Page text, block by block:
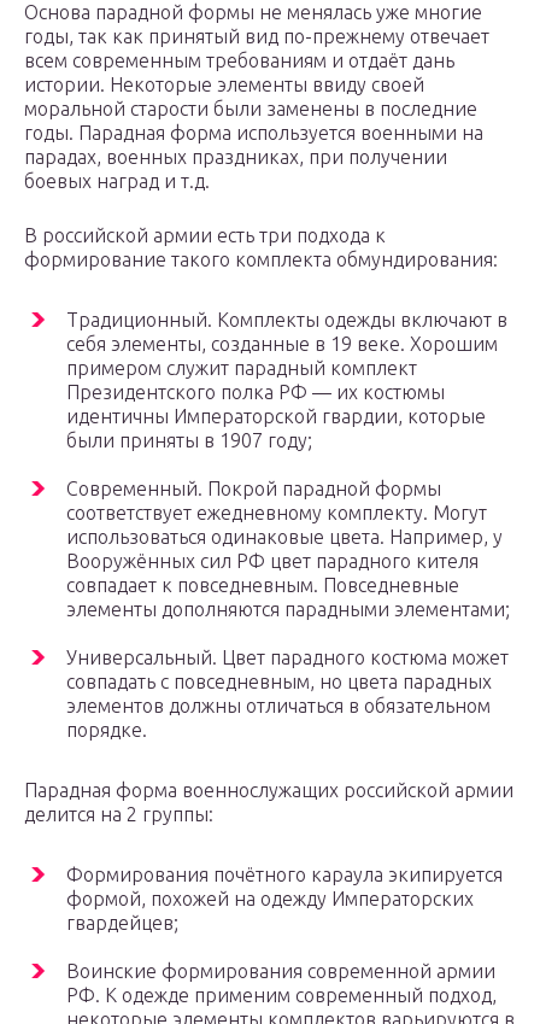
Основа парадной формы не менялась уже многие
годы, так как принятый вид по-прежнему отвечает
всем современным требованиям и отдаёт дань
истории. Некоторые элементы ввиду своей
моральной старости были заменены в последние
годы. Парадная форма используется военными на
парадах, военных праздниках, при получении
боевых наград и т.д.
В российской армии есть три подхода к
формирование такого комплекта обмундирования:
Традиционный. Комплекты одежды включают в
себя элементы, созданные в 19 веке. Хорошим
примером служит парадный комплект
Президентского полка РФ — их костюмы
идентичны Императорской гвардии, которые
были приняты в 1907 году;
Современный. Покрой парадной формы
соответствует ежедневному комплекту. Могут
использоваться одинаковые цвета. Например, у
Вооружённых сил РФ цвет парадного кителя
совпадает к повседневным. Повседневные
элементы дополняются парадными элементами;
Универсальный. Цвет парадного костюма может
совпадать с повседневным, но цвета парадных
элементов должны отличаться в обязательном
порядке.
Парадная форма военнослужащих российской армии
делится на 2 группы:
Формирования почётного караула экипируется
формой, похожей на одежду Императорских
гвардейцев;
Воинские формирования современной армии
РФ. К одежде применим современный подход,
некоторые элементы комплектов варьируются в